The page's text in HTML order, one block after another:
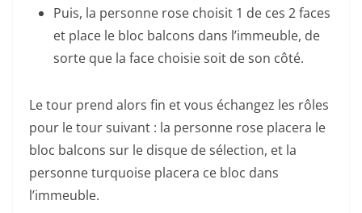
Puis, la personne rose choisit 1 de ces 2 faces
et place le bloc balcons dans l’immeuble, de
sorte que la face choisie soit de son côté.
Le tour prend alors fin et vous échangez les rôles
pour le tour suivant : la personne rose placera le
bloc balcons sur le disque de sélection, et la
personne turquoise placera ce bloc dans
l’immeuble.